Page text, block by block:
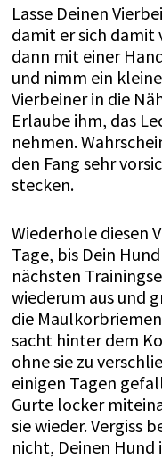
Lasse Deinen
damit er sich damit
dann mit einer
und nimm ein
Vierbeiner in die
Erlaube ihm, das
nehmen.
den Fang sehr
stecken.
Wiederhole diesen
Tage, bis Dein
nächsten
wiederum aus und
die
sacht hinter dem
ohne sie zu
einigen Tagen
Gurte locker
sie wieder. Vergiss
nicht, Deinen